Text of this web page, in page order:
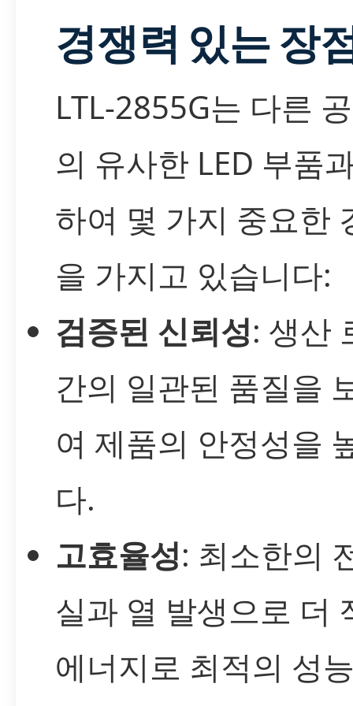
경쟁력 있는 장
LTL-2855G는 다른
의 유사한 LED 부품
하여 몇 가지 중요한
을 가지고 있습니다:
검증된 신뢰성: 생산
간의 일관된 품질을
여 제품의 안정성을
다.
고효율성: 최소한의
실과 열 발생으로 더
에너지로 최적의 성